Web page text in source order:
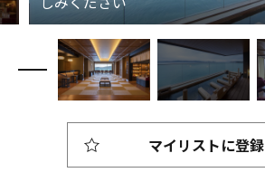
マイリストに登録